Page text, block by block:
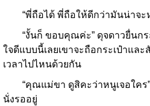
“พี่ถือได้ พี่ถือให้ดีกว่ามันน่าจะ
“งั้นก็ ขอบคุณค่ะ” ดุจดาวยื่นกระ
ใจดีแบบนี้เลยเขาจะถือกระเป๋าแล
เวลาไปไหนด้วยกัน
“คุณแม่ขา ดูสิคะว่าหนูเจอใคร”
นั่งรออยู่